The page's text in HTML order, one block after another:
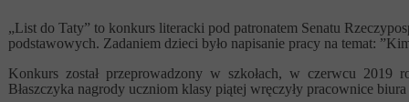
„List do Taty” to konkurs literacki pod patronatem Senatu
podstawowych. Zadaniem dzieci było napisanie pracy na temat:
Konkurs został przeprowadzony w szkołach, w czerwcu 2019
Błaszczyka nagrody uczniom klasy piątej wręczyły pracownice biura